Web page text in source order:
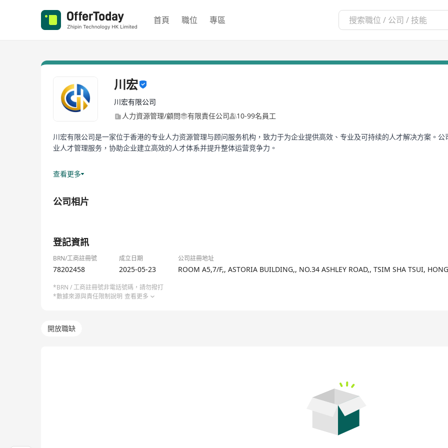
首頁 職位 專區
川宏
川宏有限公司
人力資源管理/顧問
有限責任公司 10-99名員工
川宏有限公司是一家位于香港的专业人力资源管理与顾问服务机构，致力于为企业提供高效、专业及可持续的人才解决方案。
业人才管理服务，协助企业建立高效的人才体系并提升整体运营竞争力。
凭借对市场趋势及企业需求的深入理解，川宏有限公司为不同行业客户提供定制化的人才配置与人力资源管理方案。公司致力于
值最大化。
川宏有限公司以专业、诚信及创新为核心价值，持续为客户创造更高效的人力资源管理解决方案，成为企业可信赖的人才合作伙伴
查看更多
公司相片
登記資訊
BRN/工商註冊號 成立日期 公司註冊地址
78202458 2025-05-23 ROOM A5,7/F,, ASTORIA BUILDING,, NO.34 ASHLEY ROAD,, TSIM SHA TSUI,
*BRN / 工商註冊號非電話號碼，請勿撥打
*數據來源與責任限制說明 查看更多
開放職缺